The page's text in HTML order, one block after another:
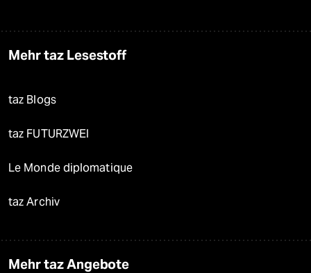
Mehr taz Lesestoff
taz Blogs
taz FUTURZWEI
Le Monde diplomatique
taz Archiv
Mehr taz Angebote